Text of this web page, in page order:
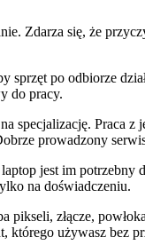
Zdarza się, że
sprzęt po odbiorze
do pracy.
Praca
prowadzony
jest im
na doświadczeniu.
złącze,
którego używasz bez